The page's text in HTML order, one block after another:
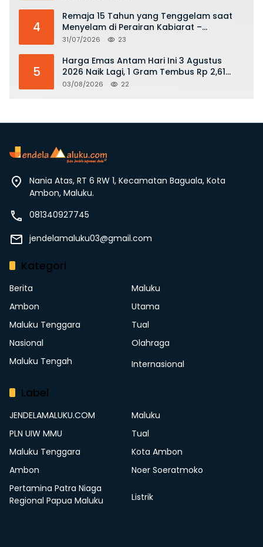
4
Remaja 15 Tahun yang Tenggelam saat
Menyelam di Perairan Kabiarat –
Tanimbar Ditemukan Meninggal
31/07/2026 23
5
Harga Emas Antam Hari Ini 3 Agustus
2026 Naik Lagi, 1 Gram Tembus Rp 2,61
Juta
03/08/2026 22
Nania Atas, RT 6 RW 1, Kecamatan Baguala, Kota
Ambon, Maluku.
081340927745
jendelamaluku03@gmail.com
Kategori
Berita
Maluku
Ambon
Utama
Maluku Tenggara
Tual
Nasional
Olahraga
Maluku Tengah
Internasional
Label
JENDELAMALUKU.COM
Maluku
PLN UIW MMU
Tual
Maluku Tenggara
Kota Ambon
Ambon
Noer Soeratmoko
Pertamina Patra Niaga
Regional Papua Maluku
Listrik